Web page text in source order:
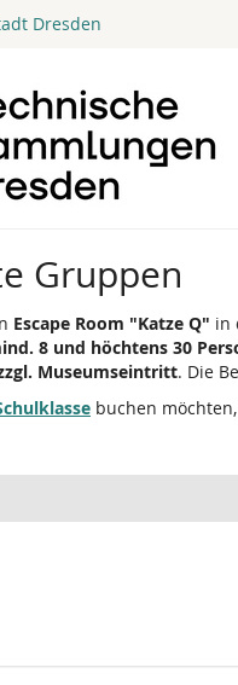
Dresden
Gruppen
Escape Room "Katze Q" in
8 und höchtens 30
Museumseintritt. Die
buchen